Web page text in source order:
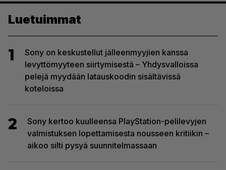
Luetuimmat
1
Sony on keskustellut jälleenmyyjien kanssa
levyttömyyteen siirtymisestä – Yhdysvalloissa
pelejä myydään latauskoodin sisältävissä
koteloissa
2
Sony kertoo kuulleensa PlayStation-pelilevyjen
valmistuksen lopettamisesta nousseen kritiikin –
aikoo silti pysyä suunnitelmassaan